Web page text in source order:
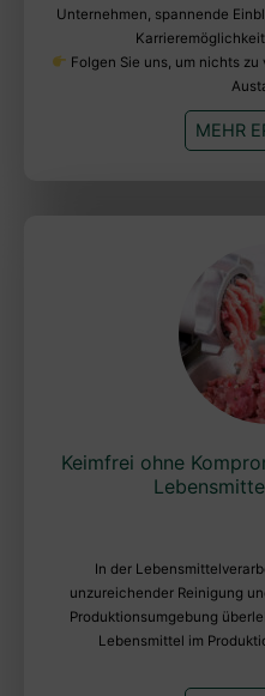
Unternehmen, spannende
Folgen Sie uns, um nichts
MEHR
Keimfrei ohne
In der
unzureichender Reinigung
Produktionsumgebung
Lebensmittel im